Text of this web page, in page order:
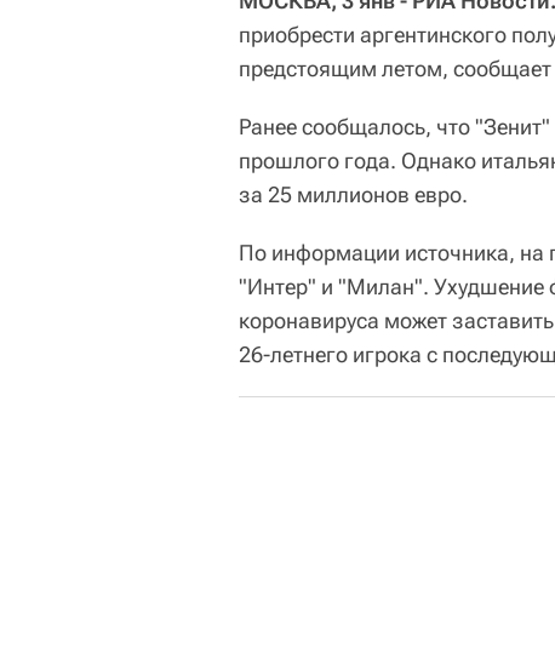
приобрести аргентинского
предстоящим летом, сообщает
Ранее сообщалось, что
прошлого года. Однако
за 25 миллионов евро.
По информации источника, на
"Интер" и "Милан". Ухудшение
коронавируса может
26-летнего игрока с